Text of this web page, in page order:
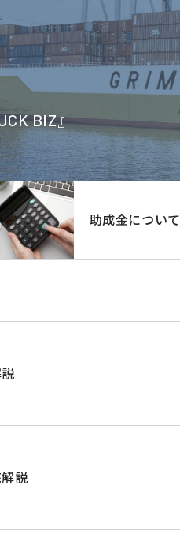
BIZ』
助成金について
説